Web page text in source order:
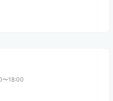
〜18:00